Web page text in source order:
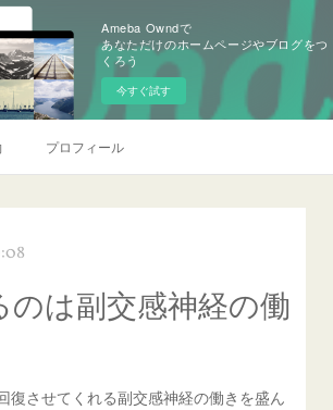
Ameba Owndで
あなただけのホームページやブログをつ
くろう
今すぐ試す
プロフィール
のは副交感神経の働
復させてくれる副交感神経の働きを盛ん